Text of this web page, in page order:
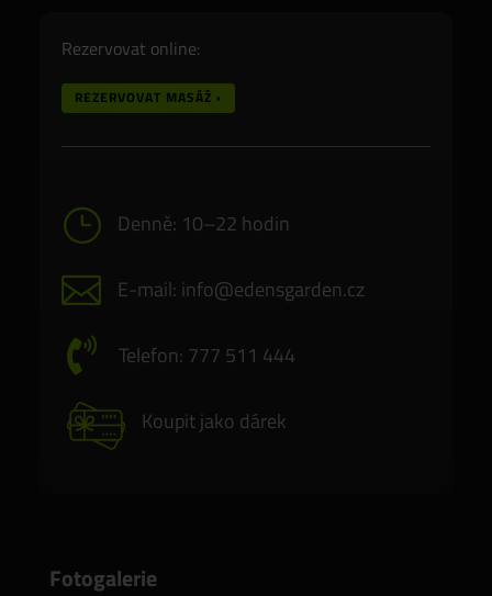
Rezervovat online:
REZERVOVAT MASÁŽ ›
} Denně: 10–22 hodin
 E-mail: info@edensgarden.cz
 Telefon: 777 511 444
Koupit jako dárek
Fotogalerie